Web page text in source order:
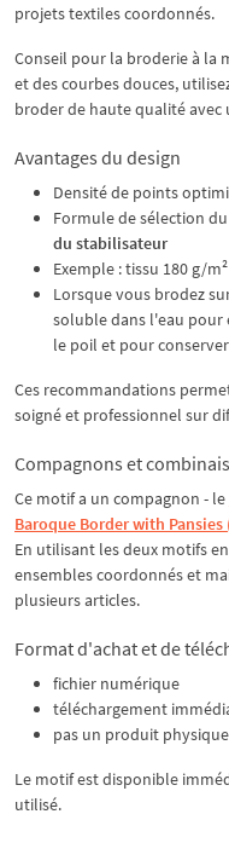
projets textiles coordonnés.
Conseil pour la broderie à la
et des courbes douces,
broder de haute qualité
Avantages du design
Densité de points
Formule de sélection
du stabilisateur
Exemple : tissu 180 g/
Lorsque vous brodez
soluble dans l'eau pour
le poil et pour
Ces recommandations
soigné et professionnel sur
Compagnons et
Ce motif a un compagnon - le
Baroque Border with
En utilisant les deux motifs
ensembles coordonnés et
plusieurs articles.
Format d'achat et de
fichier numérique
téléchargement
pas un produit physique
Le motif est disponible
utilisé.